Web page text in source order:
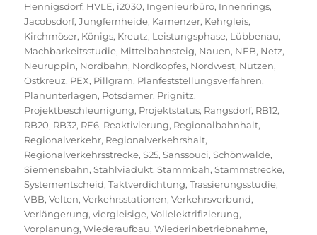
Hennigsdorf, HVLE, i2030, Ingenieurbüro, Innenrings,
Jacobsdorf,Jungfernheide, Kamenzer, Kehrgleis,
Kirchmöser, Königs, Kreutz, Leistungsphase, Lübbenau,
Machbarkeitsstudie, Mittelbahnsteig, Nauen, NEB, Netz,
Neuruppin, Nordbahn, Nordkopfes, Nordwest, Nutzen,
Ostkreuz, PEX, Pillgram, Planfeststellungsverfahren,
Planunterlagen, Potsdamer, Prignitz,
Projektbeschleunigung, Projektstatus, Rangsdorf, RB12,
RB20, RB32, RE6, Reaktivierung, Regionalbahnhalt,
Regionalverkehr, Regionalverkehrshalt,
Regionalverkehrsstrecke,S25,Sanssouci,Schönwalde,
Siemensbahn,Stahlviadukt,Stammbah,Stammstrecke,
Systementscheid,Taktverdichtung,Trassierungsstudie,
VBB,Velten,Verkehrsstationen,Verkehrsverbund,
Verlängerung,viergleisige,Vollelektrifizierung,
Vorplanung,Wiederaufbau,Wiederinbetriebnahme,